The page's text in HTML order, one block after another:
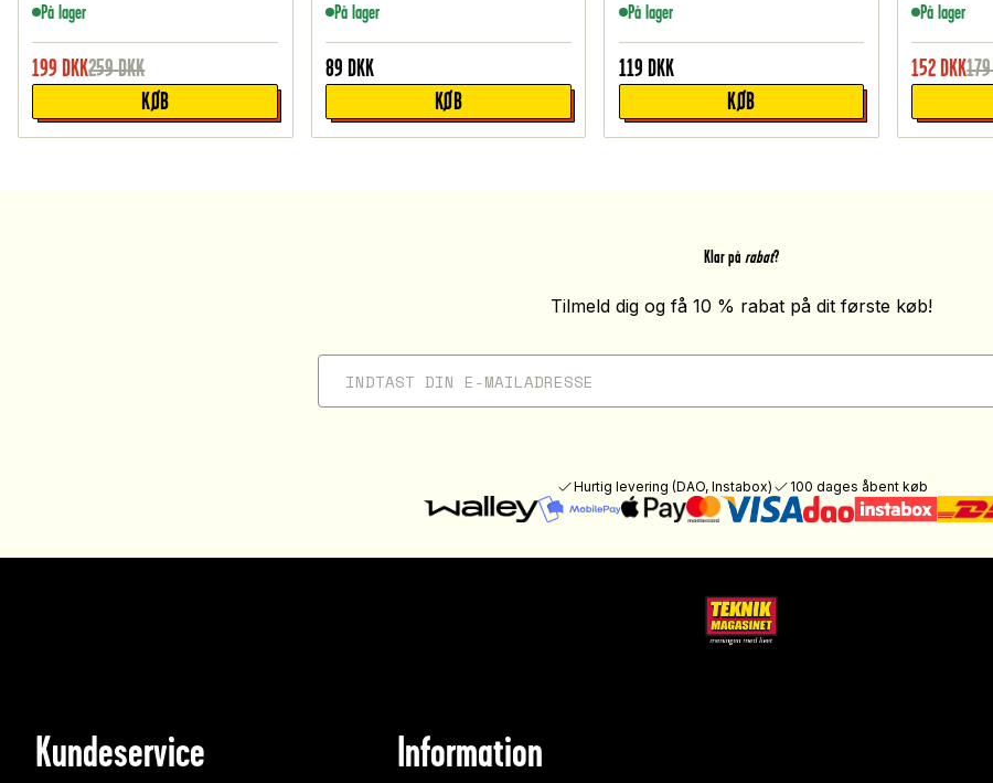
På lager
199 DKK259DKK
KØB
På lager
89 DKK
KØB
På lager
119 DKK
KØB
På lager
152 DKK179
Klar på rabat?
Tilmeld dig og få 10 % rabat på dit første køb!
Hurtig levering (DAO, Instabox) 100 dages åbent køb
Kundeservice Information